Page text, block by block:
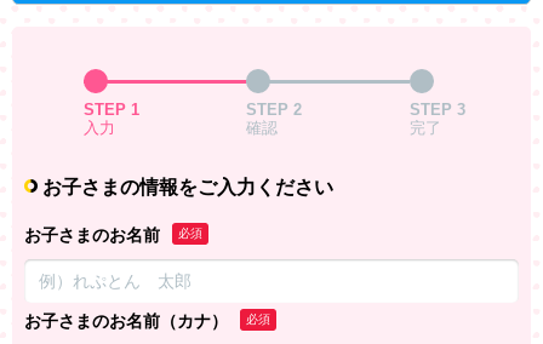
STEP 1
入力
STEP 2
確認
STEP 3
完了
お子さまの情報をご入力ください
お子さまのお名前 必須
お子さまのお名前（カナ） 必須